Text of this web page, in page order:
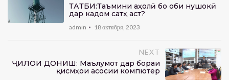
ТАТБИҚ:Таъмини аҳолӣ бо оби нушокӣ
дар кадом сатҳ аст?
admin 18 октября, 2023
NEXT
ҶИЛОИ ДОНИШ: Маълумот дар бораи
қисмҳои асосии компютер